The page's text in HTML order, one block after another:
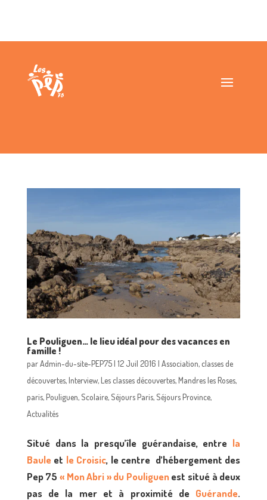
Le Pouliguen… le lieu idéal pour des vacances en
famille !
parAdmin-du-site-PEP75| 12 Juil 2016 | Association,classes de
découvertes,Interview,Les classes découvertes,Mandres les Roses,
paris,Pouliguen, Scolaire, Séjours Paris, Séjours Province,
Actualités
Situé dans la presqu’île guérandaise, entre la
Bauleet le Croisic, le centre d’hébergement des
Pep 75 « Mon Abri » du Pouliguenest situé à deux
pas de la mer et à proximité de Guérande.